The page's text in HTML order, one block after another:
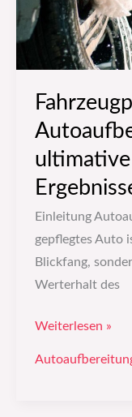
Einleitung
gepflegtes Auto
Blickfang,
Werterhalt des
für
glänzende
Ergebnisse
Weiterlesen »